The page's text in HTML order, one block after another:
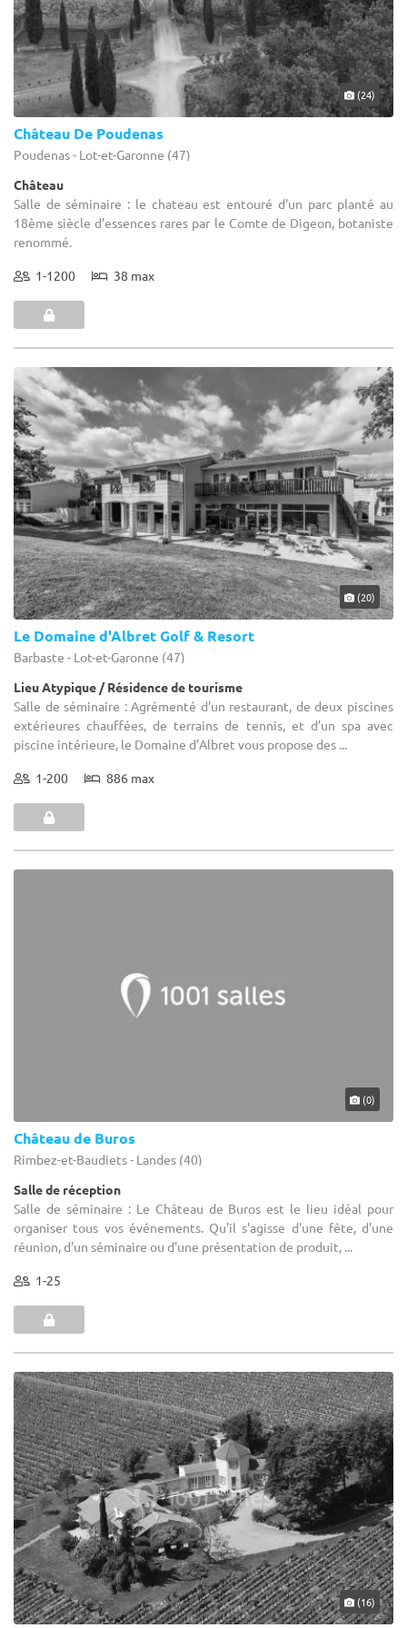
(24)
Château De Poudenas
Poudenas - Lot-et-Garonne (47)
Château
Salle de séminaire : le chateau est entouré d'un parc planté au
18ème siècle d’essences rares par le Comte de Digeon, botaniste
renommé.
1-1200 38 max
(20)
Le Domaine d'Albret Golf & Resort
Barbaste - Lot-et-Garonne (47)
Lieu Atypique / Résidence de tourisme
Salle de séminaire : Agrémenté d'un restaurant, de deux piscines
extérieures chauffées, de terrains de tennis, et d’un spa avec
piscine intérieure, le Domaine d’Albret vous propose des ...
1-200 886 max
(0)
Château de Buros
Rimbez-et-Baudiets - Landes (40)
Salle de réception
Salle de séminaire : Le Château de Buros est le lieu idéal pour
organiser tous vos événements. Qu'il s'agisse d'une fête, d'une
réunion, d'un séminaire ou d'une présentation de produit, ...
1-25
(16)